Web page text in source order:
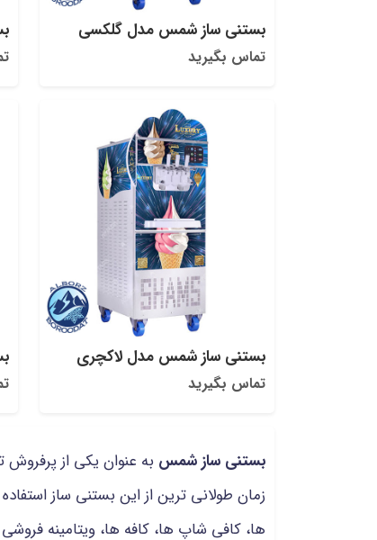
بستنی ساز شمس مدل گلکسی
تماس بگیرید
بستنی ساز شمس مدل لاکچری
تماس بگیرید
بستنی ساز شمس به عنوان یکی از
زمان طولانی ترین از این بستنی ساز